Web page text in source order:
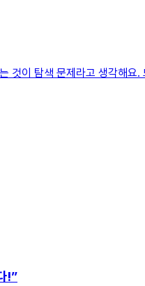
이 탐색 문제라고 생각해
!”